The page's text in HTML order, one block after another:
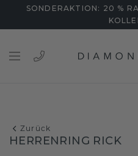
SONDERAKTION: 20 %
Zurück
HERRENRING RICK